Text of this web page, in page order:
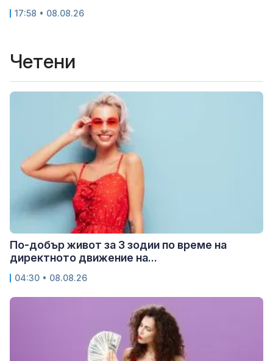
17:58 • 08.08.26
Четени
По-добър живот за 3 зодии по време на
директното движение на...
04:30 • 08.08.26